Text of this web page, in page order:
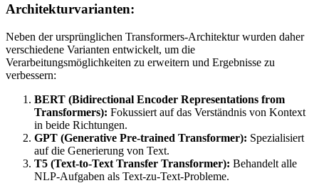
Architekturvarianten:
Neben der ursprünglichen Transformers-Architektur wurden daher
verschiedene Varianten entwickelt, um die
Verarbeitungsmöglichkeiten zu erweitern und Ergebnisse zu
verbessern:
BERT (Bidirectional Encoder Representations from
Transformers): Fokussiert auf das Verständnis von Kontext
in beide Richtungen.
GPT (Generative Pre-trained Transformer): Spezialisiert
auf die Generierung von Text.
T5 (Text-to-Text Transfer Transformer): Behandelt alle
NLP-Aufgaben als Text-zu-Text-Probleme.